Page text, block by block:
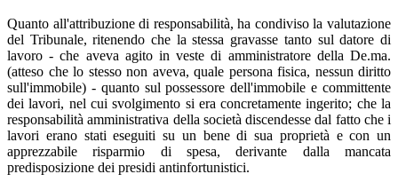
Quanto all'attribuzione di responsabilità, ha condiviso la valutazione
del Tribunale, ritenendo che la stessa gravasse tanto sul datore di
lavoro - che aveva agito in veste di amministratore della De.ma.
(atteso che lo stesso non aveva, quale persona fisica, nessun diritto
sull'immobile) - quanto sul possessore dell'immobile e committente
dei lavori, nel cui svolgimento si era concretamente ingerito; che la
responsabilità amministrativa della società discendesse dal fatto che i
lavori erano stati eseguiti su un bene di sua proprietà e con un
apprezzabile risparmio di spesa, derivante dalla mancata
predisposizione dei presidi antinfortunistici.